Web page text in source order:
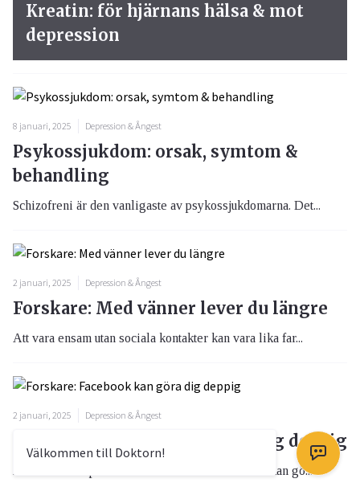
Kreatin: för hjärnans hälsa & mot
depression
8 januari, 2025 Depression & Ångest
Psykossjukdom: orsak, symtom &
behandling
Schizofreni är den vanligaste av psykossjukdomarna. Det...
2 januari, 2025 Depression & Ångest
Forskare: Med vänner lever du längre
Att vara ensam utan sociala kontakter kan vara lika far...
2 januari, 2025 Depression & Ångest
Forskare: Facebook kan göra dig deppig
Att snoka runt på det sociala nätverket Facebook kan gö...
Välkommen till Doktorn!